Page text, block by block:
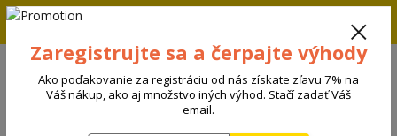
Zľava 5% na prvú objednávku. Zadaj kód FIRST5 a zľava sa
+421 908 198 133 (Po-Pia, 8-15 hod.)
Zaregistrujte sa a čerpajte výhody
Ako poďakovanie za registráciu od nás získate zľavu 7% na
Váš nákup, ako aj množstvo iných výhod. Stačí zadať Váš
email.